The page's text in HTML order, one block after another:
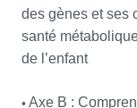
des gènes et ses
santé
de l’enfant
• Axe B :